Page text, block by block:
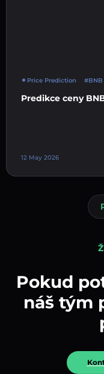
Price Prediction #BNB
Predikce ceny
12 May 2026
Pokud
náš tým